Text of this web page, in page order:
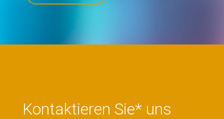
Kontaktieren Sie* uns